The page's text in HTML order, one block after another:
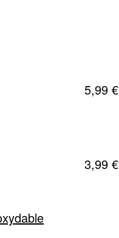
5,99 €
3,99 €